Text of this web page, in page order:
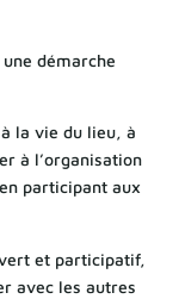
démarche
la vie du lieu, à
à l’organisation
participant aux
et participatif,
avec les autres